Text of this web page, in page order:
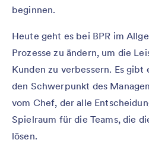
beginnen.
Heute geht es bei BPR im
Prozesse zu ändern, um die
Kunden zu verbessern. Es gibt
den Schwerpunkt des
vom Chef, der alle
Spielraum für die Teams, die
lösen.